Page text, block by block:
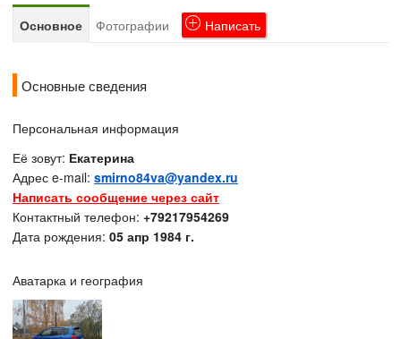
Сервисы и услуги
Основное Фотографии Написать
Основные сведения
Персональная информация
Её зовут: Екатерина
Адрес e-mail: smirno84va@yandex.ru
Написать сообщение через сайт
Контактный телефон: +79217954269
Дата рождения: 05 апр 1984 г.
Аватарка и география